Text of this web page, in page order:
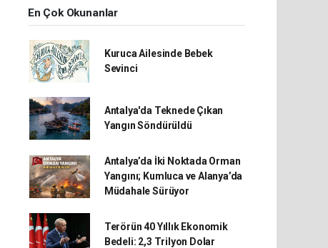
En Çok Okunanlar
Kuruca Ailesinde Bebek
Sevinci
Antalya'da Teknede Çıkan
Yangın Söndürüldü
Antalya’da İki Noktada Orman
Yangını; Kumluca ve Alanya’da
Müdahale Sürüyor
Terörün 40 Yıllık Ekonomik
Bedeli: 2,3 Trilyon Dolar